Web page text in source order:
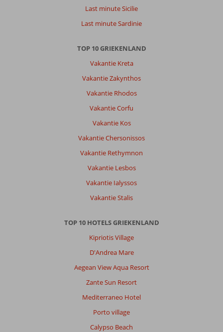
Last minute Sicilie
Last minute Sardinie
TOP 10 GRIEKENLAND
Vakantie Kreta
Vakantie Zakynthos
Vakantie Rhodos
Vakantie Corfu
Vakantie Kos
Vakantie Chersonissos
Vakantie Rethymnon
Vakantie Lesbos
Vakantie Ialyssos
Vakantie Stalis
TOP 10 HOTELS GRIEKENLAND
Kipriotis Village
D'Andrea Mare
Aegean View Aqua Resort
Zante Sun Resort
Mediterraneo Hotel
Porto village
Calypso Beach